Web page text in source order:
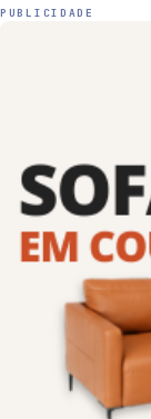
PUBLICIDADE